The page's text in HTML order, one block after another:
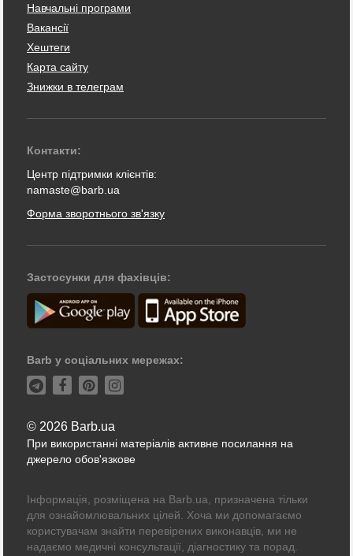
Навчальні програми
Вакансії
Хештеги
Карта сайту
Знижки в телеграм
Контакти:
Центр підтримки клієнтів:
namaste@barb.ua
Форма зворотнього зв'язку
Застосунки для фахівців:
Barb у соціальних мережах:
© 2026 Barb.ua
При використанні матеріалів активне посилання на
джерело обов'язкове
Інформація, розміщена на Barb.ua, призначена тільки
для ознайомлювальних цілей. Хоча ми допомагаємо
користувачам знайти перевірених виконавців, ми не
надаємо медичні консультації, діагностику та порад.